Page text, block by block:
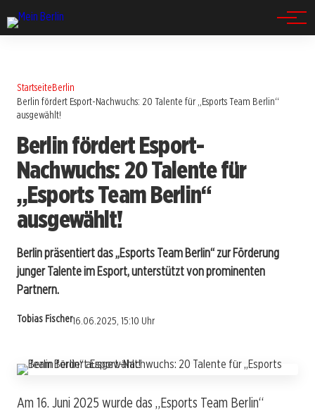
StartseiteBerlin
Berlin fördert Esport-Nachwuchs: 20 Talente für „Esports Team Berlin“
ausgewählt!
Berlin fördert Esport-
Nachwuchs: 20 Talente für
„Esports Team Berlin“
ausgewählt!
Berlin präsentiert das „Esports Team Berlin“ zur Förderung
junger Talente im Esport, unterstützt von prominenten
Partnern.
Tobias Fischer16.06.2025, 15:10 Uhr
Am 16. Juni 2025 wurde das „Esports Team Berlin“